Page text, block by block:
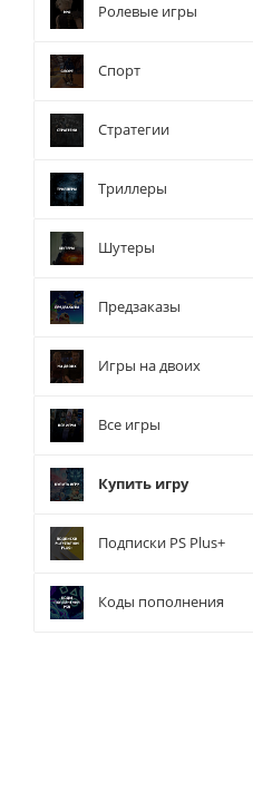
Ролевые игры
Спорт
Стратегии
Триллеры
Шутеры
Предзаказы
Игры на двоих
Все игры
Купить игру
Подписки PS Plus+
Коды пополнения